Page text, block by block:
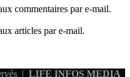
commentaires par e-mail.
articles par e-mail.
| LIFE INFOS MEDIA